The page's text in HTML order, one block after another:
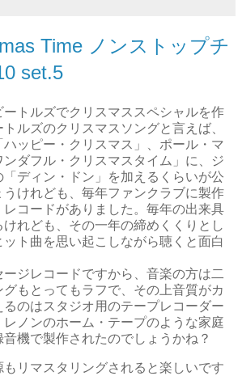
Time ノンストップチ
set.5
ートルズでクリスマススペシャルを作
ルズのクリスマスソングと言えば、
ッピー・クリスマス」、ポール・マ
ダフル・クリスマスタイム」に、ジ
「ディン・ドン」を加えるくらいが公
けれども、毎年ファンクラブに製作
レコードがありました。毎年の出来具
れども、その一年の締めくくりとし
ト曲を思い起こしながら聴くと面白
ジレコードですから、音楽の方は二
もとってもラフで、その上音質がカ
のはスタジオ用のテープレコーダー
ノンのホーム・テープのような家庭
機で製作されたのでしょうかね？
リマスタリングされると楽しいです